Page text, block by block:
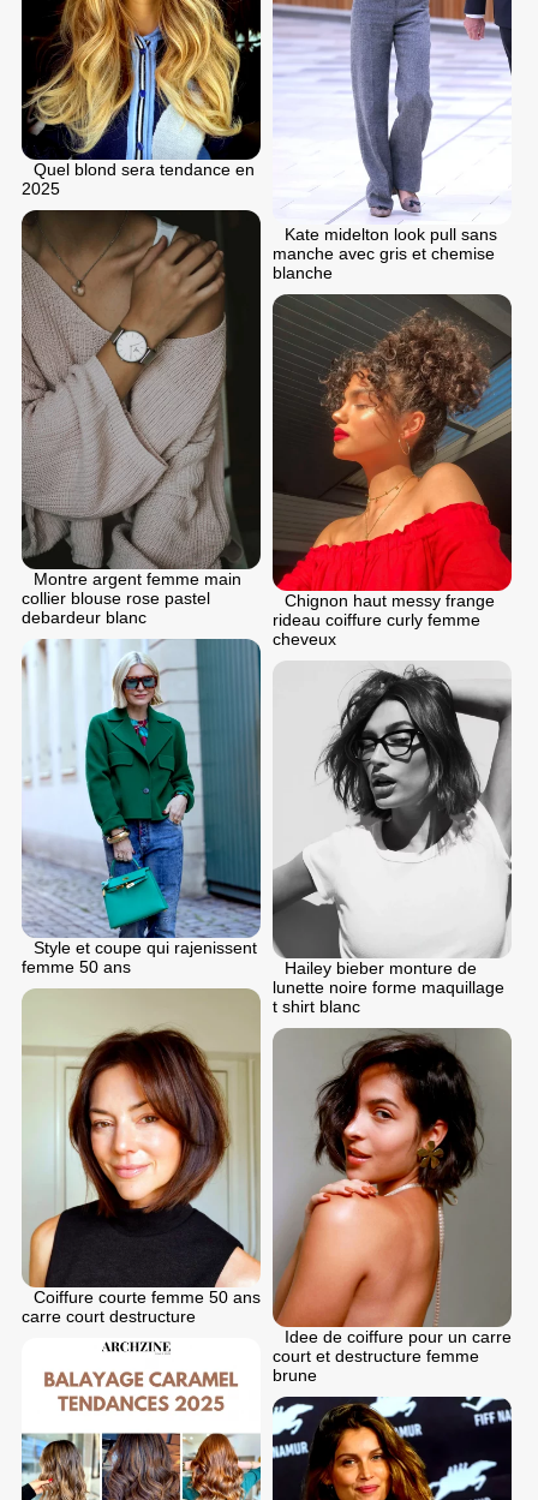
Kate midelton look pull sans
manche avec gris et chemise
blanche
Quel blond sera tendance en
2025
Montre argent femme main
collier blouse rose pastel
debardeur blanc
Chignon haut messy frange
rideau coiffure curly femme
cheveux
Style et coupe qui rajenissent
femme 50 ans
Hailey bieber monture de
lunette noire forme maquillage
t shirt blanc
Coiffure courte femme 50 ans
carre court destructure
Idee de coiffure pour un carre
court et destructure femme
brune